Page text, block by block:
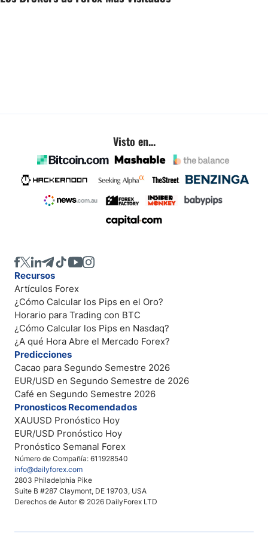
Visto en...
Número de Compañía: 611928540
info@dailyforex.com
2803 Philadelphia Pike
Suite B #287 Claymont, DE 19703, USA
Derechos de Autor © 2026 DailyForex LTD
Recursos
Artículos Forex
¿Cómo Calcular los Pips en el Oro?
Horario para Trading con BTC
¿Cómo Calcular los Pips en Nasdaq?
¿A qué Hora Abre el Mercado Forex?
Predicciones
Cacao para Segundo Semestre 2026
EUR/USD en Segundo Semestre de 2026
Café en Segundo Semestre 2026
Pronosticos Recomendados
XAUUSD Pronóstico Hoy
EUR/USD Pronóstico Hoy
Pronóstico Semanal Forex